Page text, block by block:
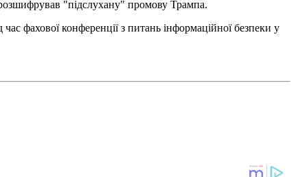
"підслухану" промову Трампа.
фахової конференції з питань інформаційної безпеки у